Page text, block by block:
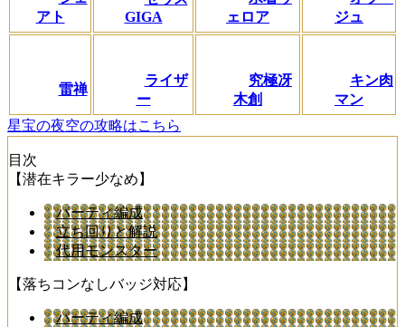
アト
GIGA
ェロア
ジュ
雷禅
ライザ
ー
究極冴
木創
キン肉
マン
星宝の夜空の攻略はこちら
目次
【潜在キラー少なめ】
パーティ編成
立ち回りと解説
代用モンスター
【落ちコンなしバッジ対応】
パーティ編成